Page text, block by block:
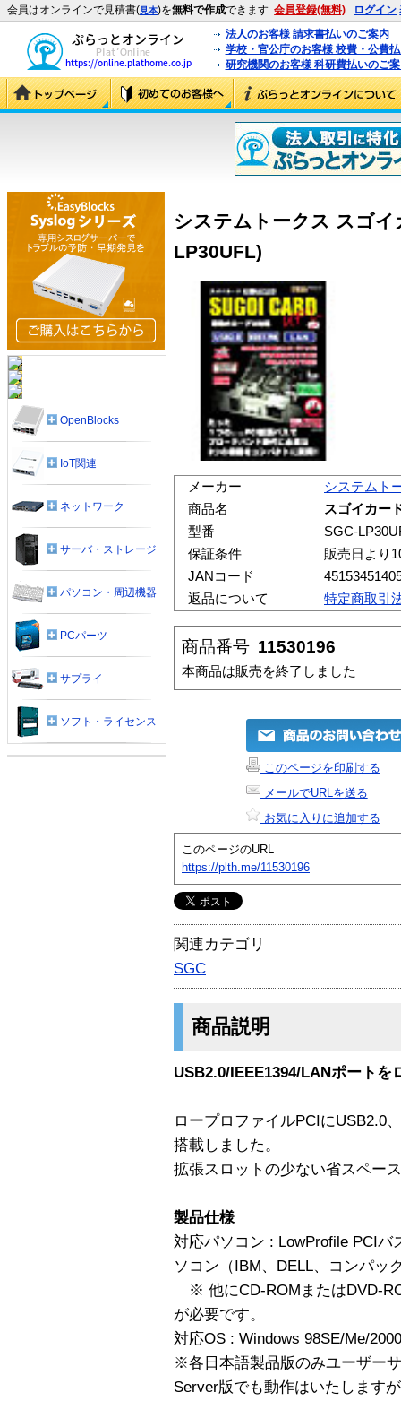
会員はオンラインで見積書(見本)を無料で作成できます 会員登録(無料) ログイン
法人のお客様 請求書払いのご案内
学校・官公庁のお客様 校費・公費
研究機関のお客様 科研費払いのご
システムトークス スゴ
LP30UFL)
メーカー
システムト
商品名
スゴイカ
型番
SGC-
保証条件
販売日より
JANコード
返品について
特定商取引
商品番号 11530196
本商品は販売を終了しました
このページを印刷する
メールでURLを送る
お気に入りに追加する
このページのURL
https://plth.me/11530196
関連カテゴリ
SGC
商品説明
USB2.0/IEEE1394/LANポートを
ロープロファイルPCIにUSB2.0
搭載しました。
拡張スロットの少ない省スペー
製品仕様
対応パソコン : LowProfile PCIバ
ソコン（IBM、DELL、コンパッ
※ 他にCD-ROMまたはDVD-
が必要です。
対応OS : Windows 98SE/Me/
※各日本語製品版のみユーザー
Server版でも動作はいたします
OpenBlocks
IoT関連
ネットワーク
サーバ・ストレージ
パソコン・周辺機器
PCパーツ
サプライ
ソフト・ライセンス